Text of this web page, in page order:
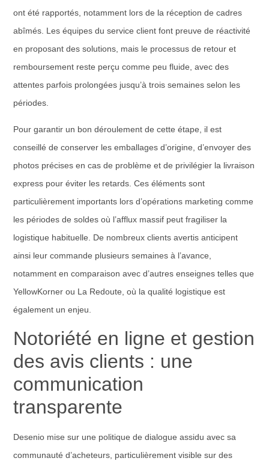
ont été rapportés, notamment lors de la réception de cadres
abîmés. Les équipes du service client font preuve de réactivité
en proposant des solutions, mais le processus de retour et
remboursement reste perçu comme peu fluide, avec des
attentes parfois prolongées jusqu’à trois semaines selon les
périodes.
Pour garantir un bon déroulement de cette étape, il est
conseillé de conserver les emballages d’origine, d’envoyer des
photos précises en cas de problème et de privilégier la livraison
express pour éviter les retards. Ces éléments sont
particulièrement importants lors d’opérations marketing comme
les périodes de soldes où l’afflux massif peut fragiliser la
logistique habituelle. De nombreux clients avertis anticipent
ainsi leur commande plusieurs semaines à l’avance,
notamment en comparaison avec d’autres enseignes telles que
YellowKorner ou La Redoute, où la qualité logistique est
également un enjeu.
Notoriété en ligne et gestion
des avis clients : une
communication
transparente
Desenio mise sur une politique de dialogue assidu avec sa
communauté d’acheteurs, particulièrement visible sur des